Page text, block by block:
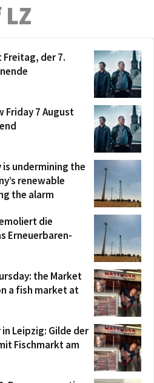
der 7.
Friday 7 August
undermining the
renewable
the alarm
die
Erneuerbaren-
the Market
a fish market at
Leipzig: Gilde der
Fischmarkt am